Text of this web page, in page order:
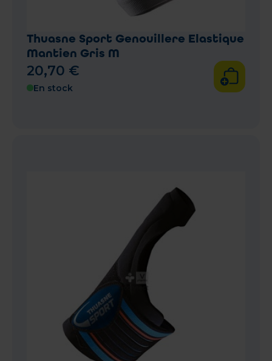
Thuasne Sport Genouillere Elastique
Mantien Gris M
20,70 €
En stock